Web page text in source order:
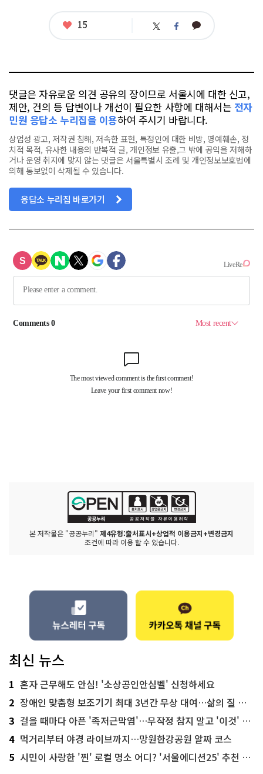
좋
15 트 페 카
댓글은 자유로운 의견 공유의 장이므로 서울시에 대한 신고,
제안, 건의 등 답변이나 개선이 필요한 사항에 대해서는 전자
민원 응답소 누리집을 이용하여 주시기 바랍니다.
상업성 광고, 저작권 침해, 저속한 표현, 특정인에 대한 비방, 명예훼손, 정
치적 목적, 유사한 내용의 반복적 글, 개인정보 유출,그 밖에 공익을 저해하
거나 운영 취지에 맞지 않는 댓글은 서울특별시 조례 및 개인정보보호법에
의해 통보없이 삭제될 수 있습니다.
응답소 누리집 바로가기
본 저작물은 "공공누리" 제4유형:출처표시+상업적 이용금지+변경금지
조건에 따라 이용 할 수 있습니다.
최신 뉴스
1 혼자 근무해도 안심! '소상공인안심벨' 신청하세요
2 장애인 맞춤형 보조기기 최대 3년간 무상 대여…삶의 질 높인다
3 걸을 때마다 아픈 '족저근막염'…무작정 참지 말고 '이것' 해보세요!
4 먹거리부터 야경 라이브까지…망원한강공원 알짜 코스
5 시민이 사랑한 '찐' 로컬 명소 어디? '서울에디션25' 추천 코스